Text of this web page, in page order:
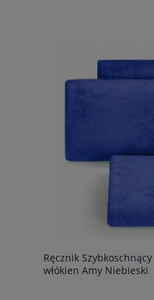
Ręcznik
włókien Amy Niebieski